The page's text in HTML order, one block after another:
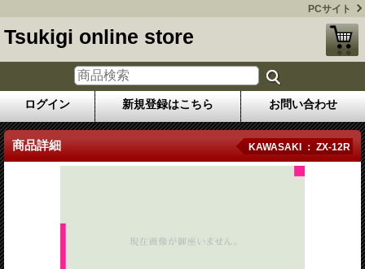
PCサイト
Tsukigi online store
ログイン 新規登録はこちら お問い合わせ
商品詳細 KAWASAKI ： ZX-12R